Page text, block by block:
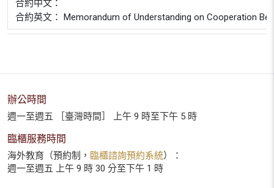
合約中文：
合約英文： Memorandum of Understanding on Cooperation
辦公時間
週一至週五 ［臺灣時間］ 上午 9 時至下午 5 時
臨櫃服務時間
海外教育（預約制， 臨櫃諮詢預約系統）：
週一至週五 上午 9 時 30 分至下午 1 時